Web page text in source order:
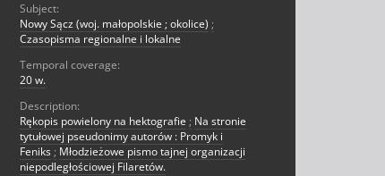
Subject:
Nowy Sącz (woj. małopolskie ; okolice) ;
Czasopisma regionalne i lokalne
Temporal coverage:
20 w.
Description:
Rękopis powielony na hektografie ; Na stronie
tytułowej pseudonimy autorów : Promyk i
Feniks ; Młodzieżowe pismo tajnej organizacji
niepodległościowej Filaretów.